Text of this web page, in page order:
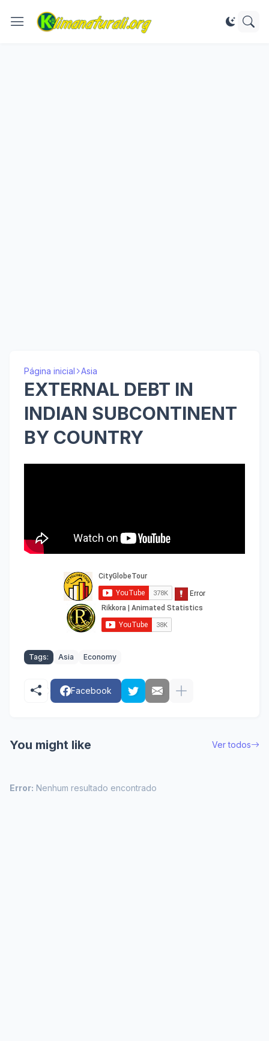
Página inicial Asia
EXTERNAL DEBT IN
INDIAN SUBCONTINENT
BY COUNTRY
Tags: Asia Economy
Facebook
You might like Ver todos
Error: Nenhum resultado encontrado